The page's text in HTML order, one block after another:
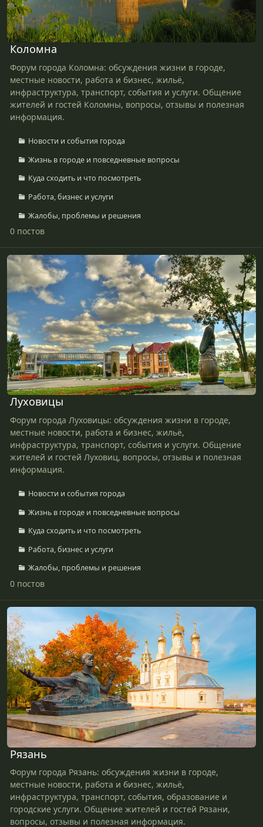
Коломна
Форум города Коломна: обсуждения жизни в городе,
местные новости, работа и бизнес, жильё,
инфраструктура, транспорт, события и услуги. Общение
жителей и гостей Коломны, вопросы, отзывы и полезная
информация.
Новости и события города
Жизнь в городе и повседневные вопросы
Куда сходить и что посмотреть
Работа, бизнес и услуги
Жалобы, проблемы и решения
0 постов
Луховицы
Луховицы
Форум города Луховицы: обсуждения жизни в городе,
местные новости, работа и бизнес, жильё,
инфраструктура, транспорт, события и услуги. Общение
жителей и гостей Луховиц, вопросы, отзывы и полезная
информация.
Новости и события города
Жизнь в городе и повседневные вопросы
Куда сходить и что посмотреть
Работа, бизнес и услуги
Жалобы, проблемы и решения
0 постов
Рязань
Рязань
Форум города Рязань: обсуждения жизни в городе,
местные новости, работа и бизнес, жильё,
инфраструктура, транспорт, события, образование и
городские услуги. Общение жителей и гостей Рязани,
вопросы, отзывы и полезная информация.